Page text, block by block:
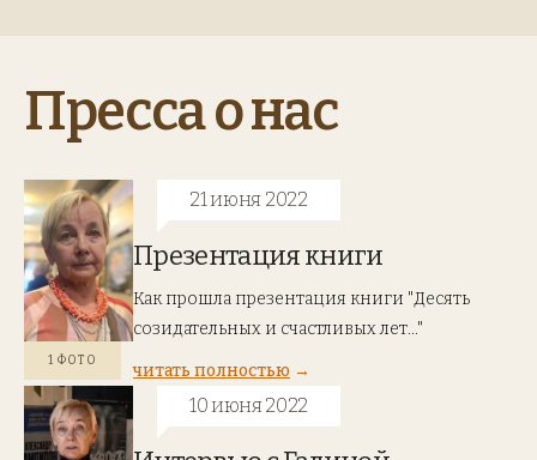
Пресса о нас
21 июня 2022
1 ФОТО
Презентация книги
Как прошла презентация книги "Десять
созидательных и счастливых лет..."
читать полностью
10 июня 2022